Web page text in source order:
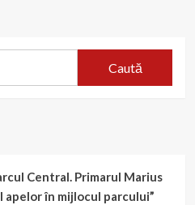
Central. Primarul Marius
apelor în mijlocul parcului”